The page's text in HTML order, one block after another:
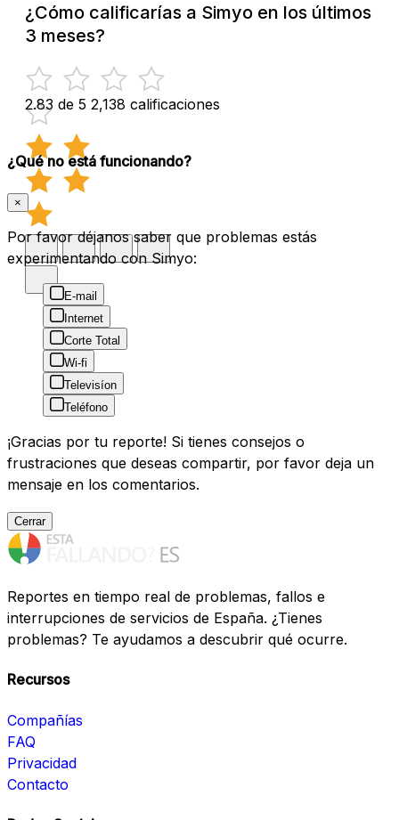
¿Cómo calificarías a Simyo en los últimos
3 meses?
2.83 de 5 2,138 calificaciones
¿Qué no está funcionando?
×
Por favor déjanos saber que problemas estás
experimentando con Simyo:
E-mail
Internet
Corte Total
Wi-fi
Televisíon
Teléfono
¡Gracias por tu reporte! Si tienes consejos o
frustraciones que deseas compartir, por favor deja un
mensaje en los comentarios.
Cerrar
Reportes en tiempo real de problemas, fallos e
interrupciones de servicios de España. ¿Tienes
problemas? Te ayudamos a descubrir qué ocurre.
Recursos
Compañías
FAQ
Privacidad
Contacto